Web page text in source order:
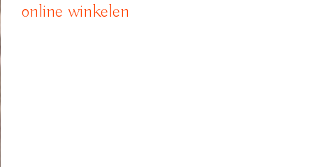
online winkelen